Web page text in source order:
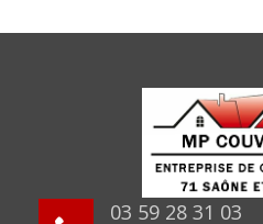
03 59 28 31 03